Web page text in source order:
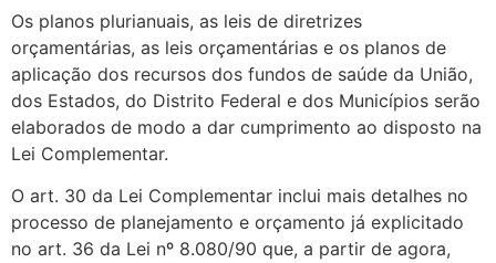
Os planos plurianuais, as leis de diretrizes
orçamentárias, as leis orçamentárias e os planos de
aplicação dos recursos dos fundos de saúde da União,
dos Estados, do Distrito Federal e dos Municípios serão
elaborados de modo a dar cumprimento ao disposto na
Lei Complementar.
O art. 30 da Lei Complementar inclui mais detalhes no
processo de planejamento e orçamento já explicitado
no art. 36 da Lei nº 8.080/90 que, a partir de agora,